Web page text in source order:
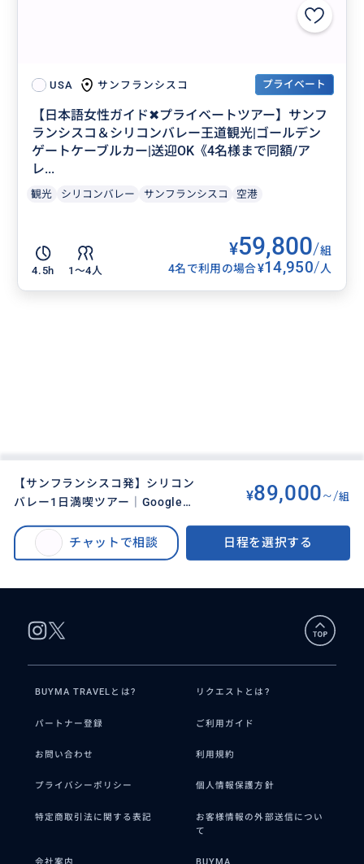
USA サンフランシスコ プライベート
【日本語女性ガイド✖︎プライベートツアー】サンフ
ランシスコ＆シリコンバレー王道観光|ゴールデン
ゲートケーブルカー|送迎OK《4名様まで同額/ア
レ...
観光 シリコンバレー サンフランシスコ 空港
4.5h 1〜4人
¥59,800/組
4名で利用の場合¥14,950/人
【サンフランシスコ発】シリコン
バレー1日満喫ツアー｜Google・
｜日本語ガイド
¥89,000~/組
チャットで相談 日程を選択する
【サンフランシスコ発】シリコンバレー1日満喫ツアー《日本語ガイド＆専用
車》Google・Apple・スタンフォード巡り｜4名様まで同額 | 延長可・アレン
ジ自由⭐︎
BUYMA TRAVELとは? リクエストとは?
パートナー登録 ご利用ガイド
お問い合わせ 利用規約
プライバシーポリシー 個人情報保護方針
特定商取引法に関する表記
お客様情報の外部送信につい
て